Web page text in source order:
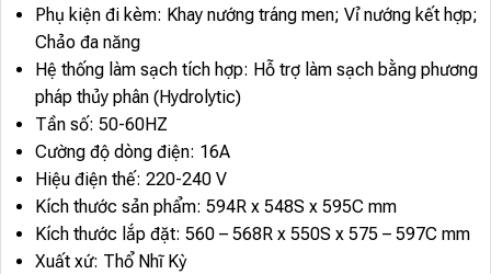
Phụ kiện đi kèm: Khay nướng tráng men; Vỉ nướng kết hợp;
Chảo đa năng
Hệ thống làm sạch tích hợp: Hỗ trợ làm sạch bằng phương
pháp thủy phân (Hydrolytic)
Tần số: 50-60HZ
Cường độ dòng điện: 16A
Hiệu điện thế: 220-240 V
Kích thước sản phẩm: 594R x 548S x 595C mm
Kích thước lắp đặt: 560 – 568R x 550S x 575 – 597C mm
Xuất xứ: Thổ Nhĩ Kỳ